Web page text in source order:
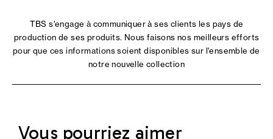
TBS s'engage à communiquer à ses clients les pays de
production de ses produits. Nous faisons nos meilleurs efforts
pour que ces informations soient disponibles sur l'ensemble de
notre nouvelle collection
Vous pourriez aimer